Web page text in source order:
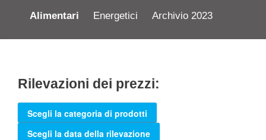
Alimentari Energetici Archivio 2023
Rilevazioni dei prezzi:
Scegli la categoria di prodotti
Scegli la data della rilevazione